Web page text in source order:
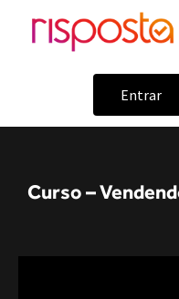
Entrar
Curso –